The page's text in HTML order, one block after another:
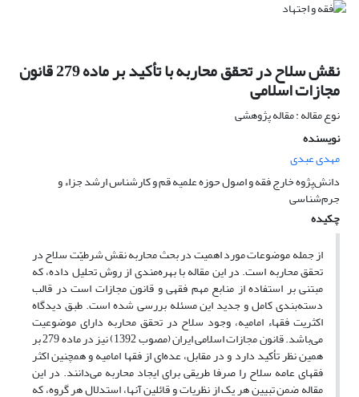
نقش سلاح در تحقق محاربه با تأکید بر ماده 279 قانون
مجازات اسلامی
نوع مقاله : مقاله پژوهشی
نویسنده
مهدی عبدی
دانش‌پژوه خارج فقه و اصول حوزه علمیه قم و کارشناس ارشد جزاء و
جرم‌شناسی
چکیده
از جمله موضوعات مورد اهمیت در بحث محاربه نقش شرطیّت سلاح در
تحقق محاربه است. در این مقاله با بهره‌مندی از روش تحلیل داده‌، که
مبتنی بر استفاده از منابع مهم فقهی و قانون مجازات است در قالب
دسته‌بندی کامل و جدید این مسئله بررسی شده است. طبق دیدگاه
اکثریت فقهاء امامیه، وجود سلاح در تحقق محاربه دارای موضوعیت
می‌باشد. قانون مجازات اسلامی ایران (مصوب 1392) نیز در ماده 279 بر
همین نظر تأکید دارد و در مقابل، عده‌ای از فقها امامیه و همچنین اکثر
فقهای عامه سلاح را صرفا طریقی برای ایجاد محاربه می‌دانند. در این
مقاله ضمن تبیین هر یک از نظریات و قائلین آنها، استدلال هر گروه، که